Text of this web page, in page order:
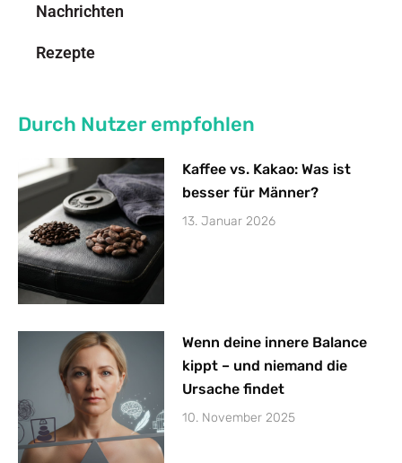
Nachrichten
Rezepte
Durch Nutzer empfohlen
Kaffee vs. Kakao: Was ist
besser für Männer?
13. Januar 2026
Wenn deine innere Balance
kippt – und niemand die
Ursache findet
10. November 2025